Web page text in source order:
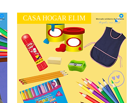
CASA HOGAR ELIM